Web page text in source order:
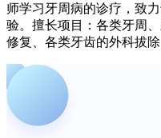
师学习牙周病的诊疗，致
验。擅长项目：各类牙周
修复、各类牙齿的外科拔除